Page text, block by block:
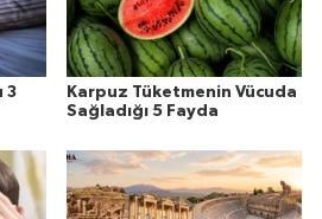
3
Karpuz Tüketmenin Vücuda
Sağladığı 5 Fayda